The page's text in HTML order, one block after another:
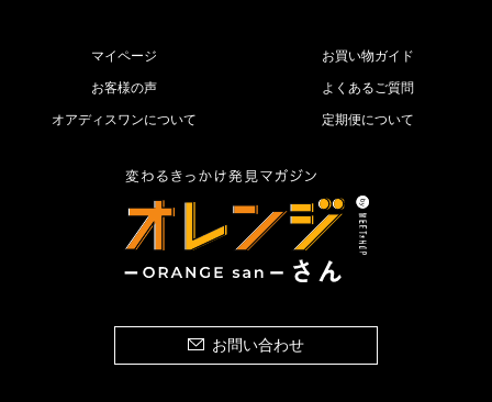
マイページ お買い物ガイド
お客様の声 よくあるご質問
オアディスワンについて 定期便について
お問い合わせ